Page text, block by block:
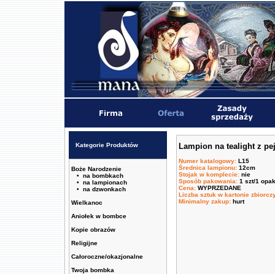
Kategorie Produktów
Boże Narodzenie
• na bombkach
• na lampionach
• na dzwonkach
Wielkanoc
Aniołek w bombce
Kopie obrazów
Religijne
Całoroczne/okazjonalne
Twoja bombka
Lampion na tealight z
Numer katalogowy: L15
Średnica lampionu: 12cm
Stojak w komplecie: nie
Sposób pakowania: 1 szt/1
Cena: WYPRZEDANE
Liczba sztuk w kartonie
Minimalny zakup: hurt